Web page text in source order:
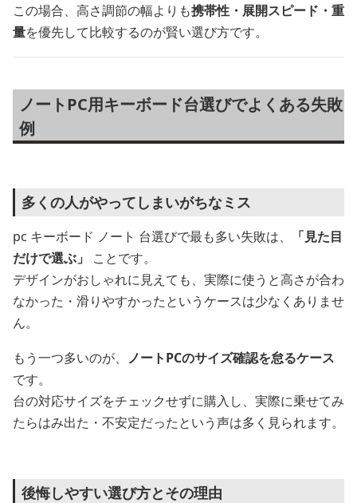
この場合、高さ調節の幅よりも携帯性・展開スピード・重
量を優先して比較するのが賢い選び方です。
ノートPC用キーボード台選びでよくある失敗
例
多くの人がやってしまいがちなミス
pc キーボード ノート 台選びで最も多い失敗は、
「見た目
だけで選ぶ」
ことです。
デザインがおしゃれに見えても、実際に使うと高さが合わ
なかった・滑りやすかったというケースは少なくありませ
ん。
もう一つ多いのが、 ノートPCのサイズ確認を怠るケース
です。
台の対応サイズをチェックせずに購入し、実際に乗せてみ
たらはみ出た・不安定だったという声は多く見られます。
後悔しやすい選び方とその理由